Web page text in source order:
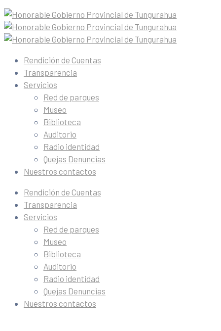
Rendición de Cuentas
Transparencia
Servicios
Red de parques
Museo
Biblioteca
Auditorio
Radio identidad
Quejas Denuncias
Nuestros contactos
Rendición de Cuentas
Transparencia
Servicios
Red de parques
Museo
Biblioteca
Auditorio
Radio identidad
Quejas Denuncias
Nuestros contactos